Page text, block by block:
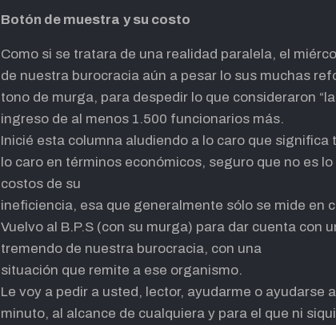
Botón de muestra y su costo
Como si se tratara de una realidad paralela, el
de nuestra burocracia aún a pesar lo sus muchas
tono de murga, para despedir lo que consideraron
ingreso de al menos 1.500 funcionarios más.
Inicié esta columna aludiendo a lo caro que
lo caro en términos económicos, seguro que no es
costos de su
ineficiencia, esa que generalmente sólo se mide en
Vuelvo al B.P.S (con su murga) para dar cuenta con
tremendo de nuestra burocracia, con una
situación que remite a ese organismo.
Le voy a pedir a usted, lector, ayudarme o
minuto, al alcance de cualquiera y para el que ni